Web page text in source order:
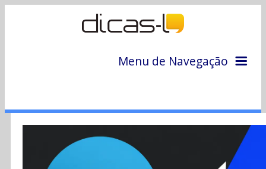
Menu de Navegação